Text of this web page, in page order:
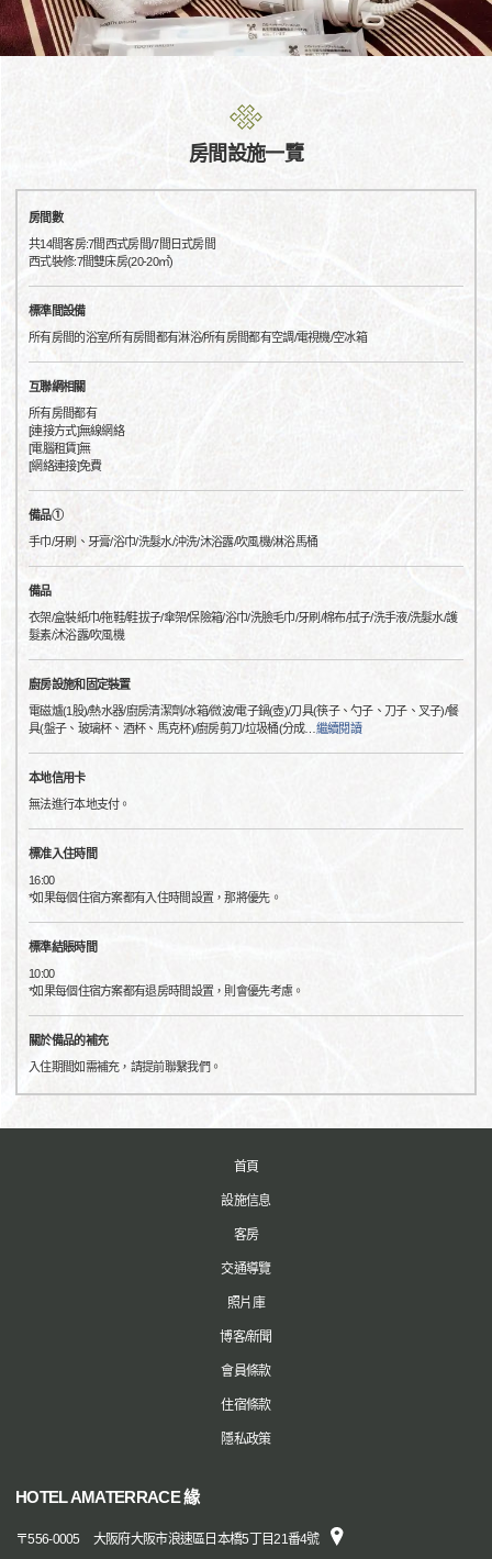
房間設施一覽
房間數
共14間客房:7間西式房間/7間日式房間
西式裝修:7間雙床房(20-20㎡)
標準間設備
所有房間的浴室/所有房間都有淋浴/所有房間都有空調/電視機/空冰箱
互聯網相關
所有房間都有
[連接方式]無線網絡
[電腦租賃]無
[網絡連接]免費
備品①
手巾/牙刷、牙膏/浴巾/洗髮水/沖洗/沐浴露/吹風機/淋浴馬桶
備品
衣架/盒裝紙巾/拖鞋/鞋拔子/傘架/保險箱/浴巾/洗臉毛巾/牙刷/棉布/拭子/洗手液/洗髮水/護
髮素/沐浴露/吹風機
廚房設施和固定裝置
電磁爐(1股)/熱水器/廚房清潔劑/冰箱/微波/電子鍋(壺)/刀具(筷子、勺子、刀子、叉子)/餐
具(盤子、玻璃杯、酒杯、馬克杯)/廚房剪刀/垃圾桶(分成… 繼續閱讀
本地信用卡
無法進行本地支付。
標准入住時間
16:00
*如果每個住宿方案都有入住時間設置，那將優先。
標準結賬時間
10:00
*如果每個住宿方案都有退房時間設置，則會優先考慮。
關於備品的補充
入住期間如需補充，請提前聯繫我們。
首頁
設施信息
客房
交通導覽
照片庫
博客/新聞
會員條款
住宿條款
隱私政策
HOTEL AMATERRACE 緣
〒556-0005
大阪府大阪市浪速區日本橋5丁目21番4號